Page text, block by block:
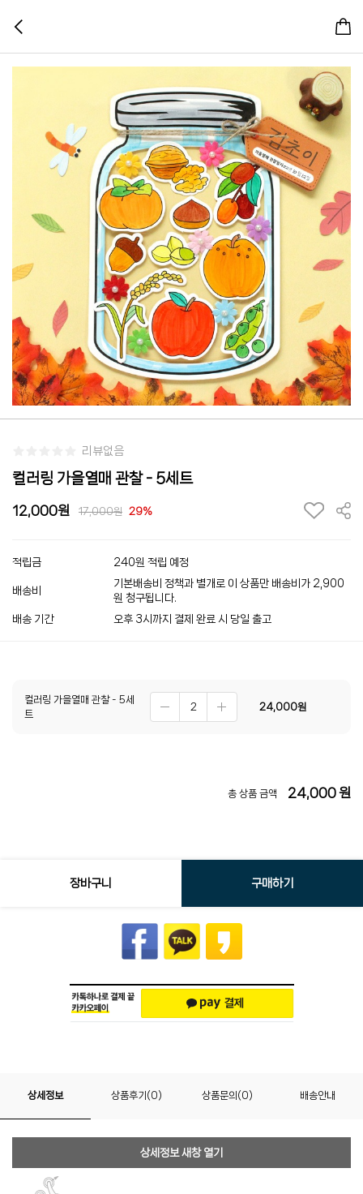
리뷰없음
컬러링 가을열매 관찰 - 5세트
12,000 17,000 29%
적립금 240원 적립 예정
배송비
기본배송비 정책과 별개로 이 상품만 배송비가 2,900
원 청구됩니다.
배송 기간
오후 3시까지 결제 완료 시 당일 출고
컬러링 가을열매 관찰 - 5세
트
24,000원
총 상품 금액 24,000원
장바구니 구매하기
상세정보 상품후기(0) 상품문의(0) 배송안내
상세정보 새창 열기